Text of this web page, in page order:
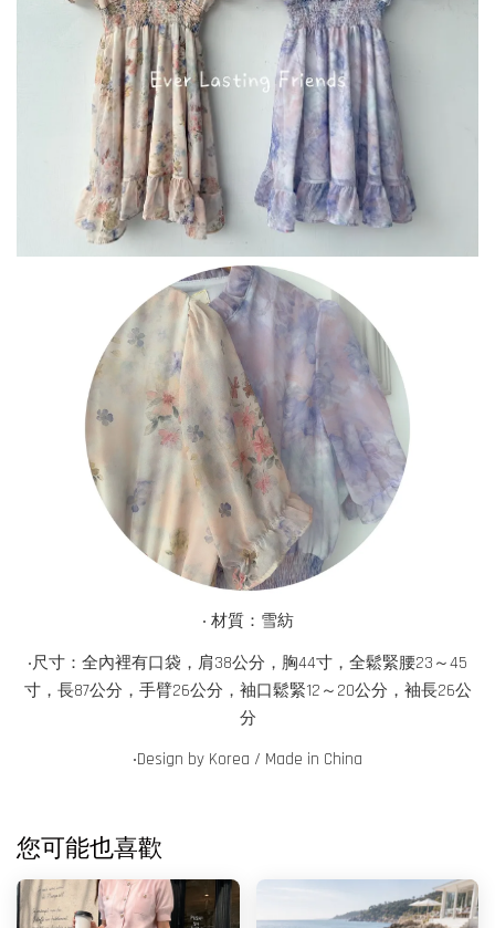
‧ 材質：雪紡
‧尺寸：全內裡有口袋，肩38公分，胸44寸，全鬆緊腰23～45
寸，長87公分，手臂26公分，袖口鬆緊12～20公分，袖長26公
分
‧Design by Korea / Made in China
您可能也喜歡